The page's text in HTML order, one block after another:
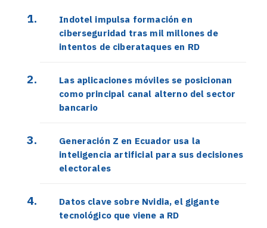
Indotel impulsa formación en
ciberseguridad tras mil millones de
intentos de ciberataques en RD
Las aplicaciones móviles se posicionan
como principal canal alterno del sector
bancario
Generación Z en Ecuador usa la
inteligencia artificial para sus decisiones
electorales
Datos clave sobre Nvidia, el gigante
tecnológico que viene a RD